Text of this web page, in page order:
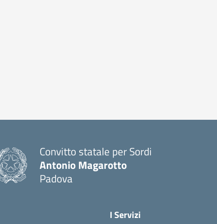
Convitto statale per Sordi
Antonio Magarotto
Padova
I Servizi